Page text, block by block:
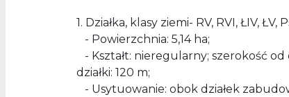
1. Działka, klasy ziemi- RV, RVI, ŁIV, ŁV,
- Powierzchnia: 5,14 ha;
- Kształt: nieregularny; szerokość od
działki: 120 m;
- Usytuowanie: obok działek